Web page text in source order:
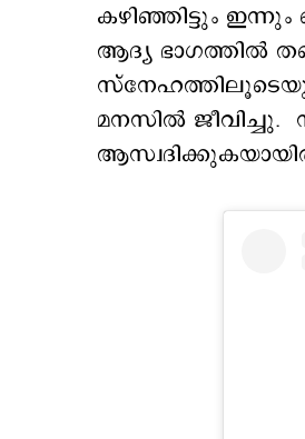
കഴിഞ്ഞിട്ടും
ആദ്യ ഭാഗത്തിൽ
മനസില്‍